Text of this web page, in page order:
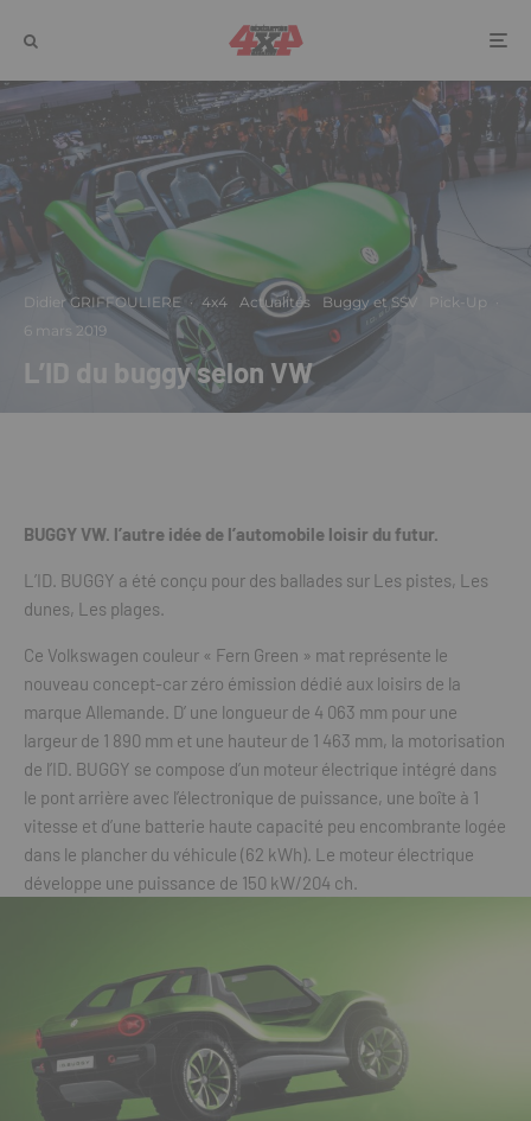
Didier GRIFFOULIERE · 4x4 Actualités Buggy et SSV Pick-Up ·
6 mars 2019
L’ID du buggy selon VW
BUGGY VW. l’autre idée de l’automobile loisir du futur.
L’ID. BUGGY a été conçu pour des ballades sur Les pistes, Les
dunes, Les plages.
Ce Volkswagen couleur « Fern Green » mat représente le
nouveau concept-car zéro émission dédié aux loisirs de la
marque Allemande. D’ une longueur de 4 063 mm pour une
largeur de 1 890 mm et une hauteur de 1 463 mm, la motorisation
de l’ID. BUGGY se compose d’un moteur électrique intégré dans
le pont arrière avec l’électronique de puissance, une boîte à 1
vitesse et d’une batterie haute capacité peu encombrante logée
dans le plancher du véhicule (62 kWh). Le moteur électrique
développe une puissance de 150 kW/204 ch.